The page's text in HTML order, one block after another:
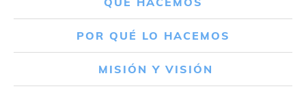
POR QUÉ LO HACEMOS
MISIÓN Y VISIÓN